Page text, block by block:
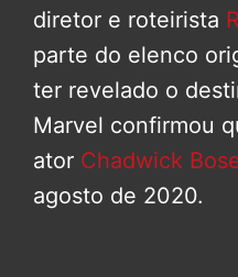
diretor e roteirista
parte do elenco
ter revelado o
Marvel confirmou
ator Chadwick
agosto de 2020.